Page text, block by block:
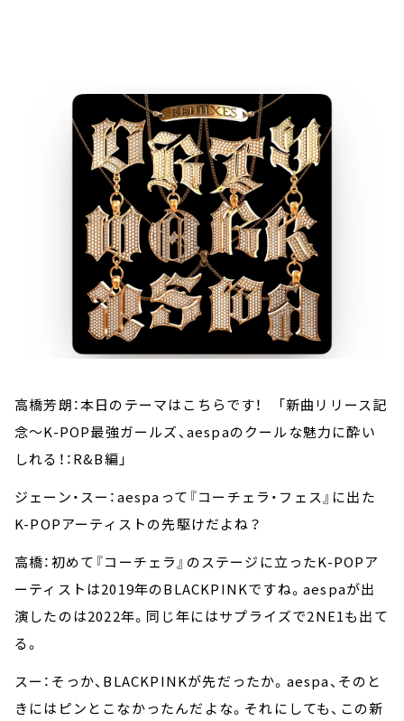
イベント・グッズ
YouTube
会社情報
高橋芳朗：本日のテーマはこちらです！ 「新曲リリース記
念～K-POP最強ガールズ、aespaのクールな魅力に酔い
しれる！：R&B編」
ジェーン・スー：aespaって『コーチェラ・フェス』に出た
K-POPアーティストの先駆けだよね？
高橋：初めて『コーチェラ』のステージに立ったK-POPア
ーティストは2019年のBLACKPINKですね。aespaが出
演したのは2022年。同じ年にはサプライズで2NE1も出て
る。
スー：そっか、BLACKPINKが先だったか。aespa、そのと
きにはピンとこなかったんだよな。それにしても、この新